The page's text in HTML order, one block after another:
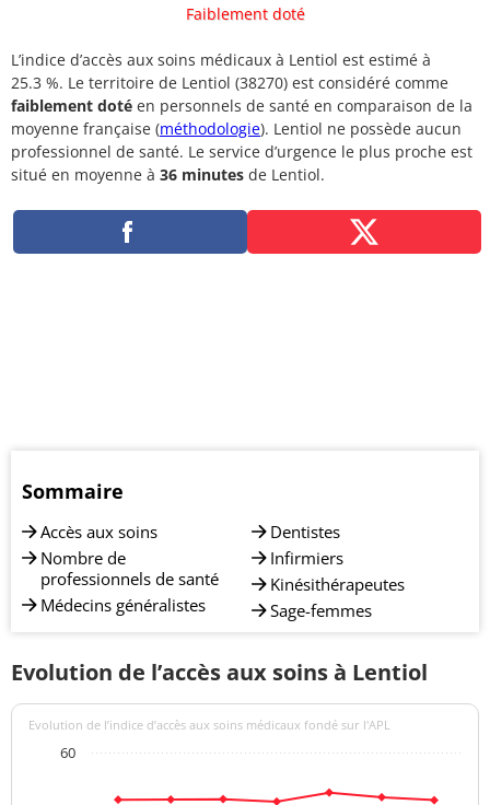
Faiblement doté
L’indice d’accès aux soins médicaux à Lentiol est estimé à
25.3 %. Le territoire de Lentiol (38270) est considéré comme
faiblement doté en personnels de santé en comparaison de la
moyenne française (méthodologie). Lentiol ne possède aucun
professionnel de santé. Le service d’urgence le plus proche est
situé en moyenne à 36 minutes de Lentiol.
Sommaire
Accès aux soins
Nombre de
professionnels de santé
Médecins généralistes
Dentistes
Infirmiers
Kinésithérapeutes
Sage-femmes
Evolution de l’accès aux soins à Lentiol
Evolution de l’indice d’accès aux soins médicaux fondé sur l'APL
60